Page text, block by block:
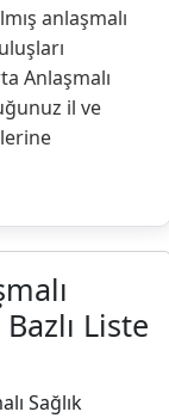
anlaşmalı
Anlaşmalı
il ve
Liste
Sağlık